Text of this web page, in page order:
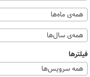
همه‌ی ماه‌ها
همه‌ی سال‌ها
فیلترها
همه سرویس‌ها